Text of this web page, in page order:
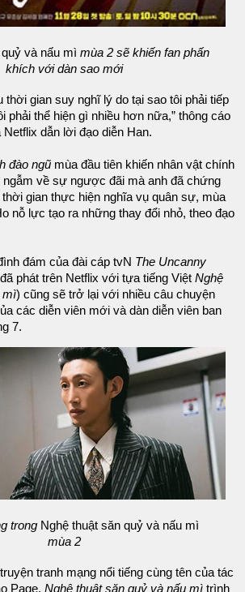
và nấu mì mùa 2 sẽ khiến fan phấn
khích với dàn sao mới
thời gian suy nghĩ lý do tại sao tôi phải tiếp
phải thể hiện gì nhiều hơn nữa,” thông cáo
dẫn lời đạo diễn Han.
đào ngũ mùa đầu tiên khiến nhân vật chính
về sự ngược đãi mà anh đã chứng
thời gian thực hiện nghĩa vụ quân sự, mùa
nỗ lực tạo ra những thay đổi nhỏ, theo đạo
đám của đài cáp tvN The Uncanny
phát trên Netflix với tựa tiếng Việt Nghệ
mì) cũng sẽ trở lại với nhiều câu chuyện
các diễn viên mới và dàn diễn viên ban
7.
trongNghệ thuật săn quỷ và nấu mì
mùa 2
tranh mạng nổi tiếng cùng tên của tác
Page, Nghệ thuật săn quỷ và nấu mì trình